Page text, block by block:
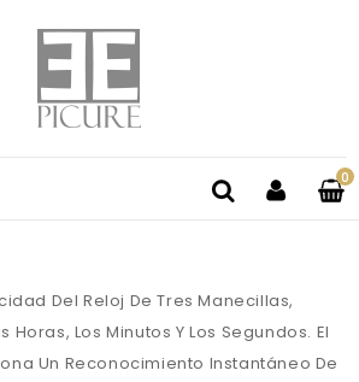
0
Del Reloj De Tres Manecillas,
Los Minutos Y Los Segundos. El
Un Reconocimiento Instantáneo De